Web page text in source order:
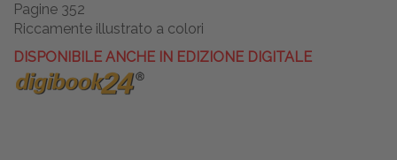
Pagine 352
Riccamente illustrato a colori
DISPONIBILE ANCHE IN EDIZIONE DIGITALE